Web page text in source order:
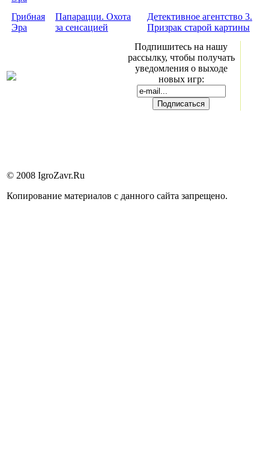
Грибная
Эра
Папарацци. Охота
за сенсацией
Детективное агентство 3.
Призрак старой картины
Подпишитесь на нашу
рассылку, чтобы получать
уведомления о выходе
новых игр:
© 2008 IgroZavr.Ru
Копирование материалов с данного сайта запрещено.